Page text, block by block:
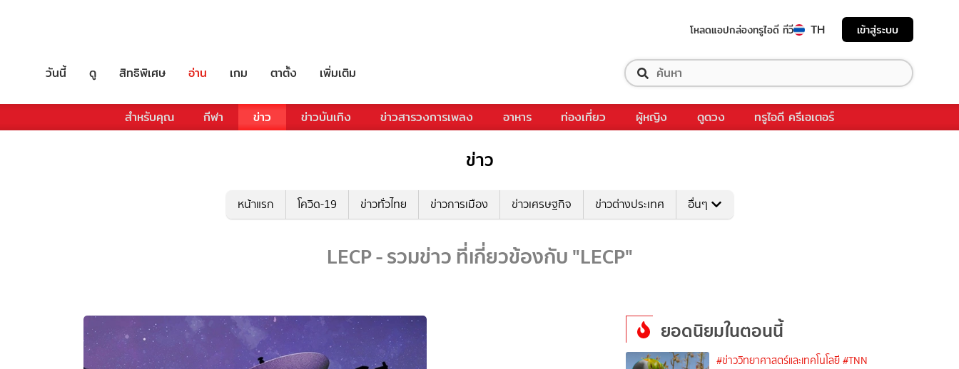
โหลดแอปกล่องทรูไอดี ทีวี TH เข้าสู่ระบบ
วันนี้ ดู สิทธิพิเศษ อ่าน เกม ตาตั้ง เพิ่มเติม
สำหรับคุณ กีฬา ข่าว ข่าวบันเทิง ข่าวสารวงการเพลง อาหาร ท่องเที่ยว ผู้หญิง ดูดวง ทรูไอดี ครีเอเตอร์
ข่าว
หน้าแรก โควิด-19 ข่าวทั่วไทย ข่าวการเมือง ข่าวเศรษฐกิจ ข่าวต่างประเทศ อื่นๆ
LECP - รวมข่าว ที่เกี่ยวข้องกับ "LECP"
ยอดนิยมในตอนนี้
#ข่าววิทยาศาสตร์และเทคโนโลยี #TNN